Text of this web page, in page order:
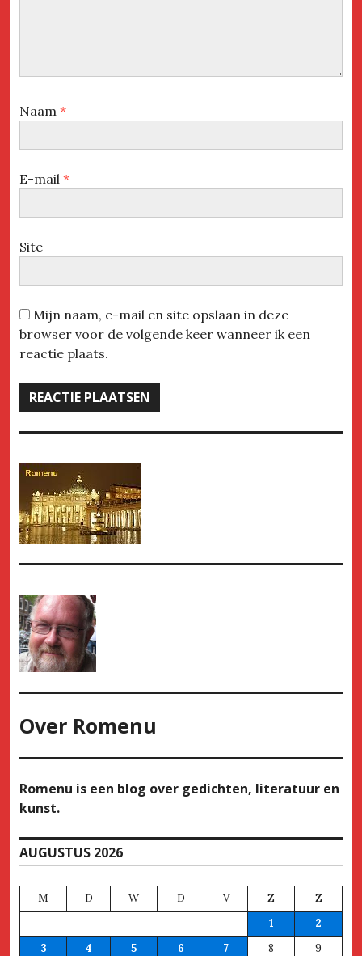
Naam *
E-mail *
Site
Mijn naam, e-mail en site opslaan in deze
browser voor de volgende keer wanneer ik een
reactie plaats.
Over Romenu
Romenu is een blog over gedichten, literatuur en
kunst.
AUGUSTUS 2026
M D W D V Z
Z
1
2
3
4 5 6 7 8
9